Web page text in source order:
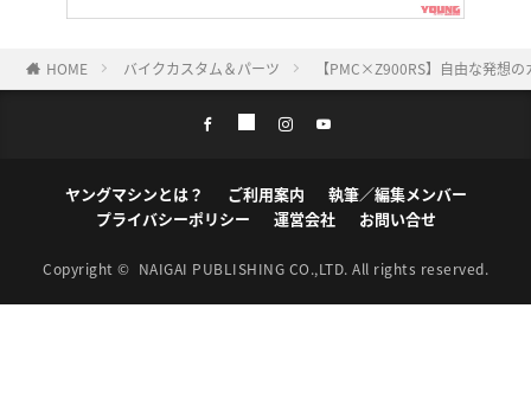
HOME バイクカスタム＆パーツ 【PMC×Z900RS】自由な発想
ヤングマシンとは？ ご利用案内
執筆／編集メンバー
プライバシーポリシー
運営会社 お問い合せ
Copyright © NAIGAI PUBLISHING CO.,LTD. All rights reserved.